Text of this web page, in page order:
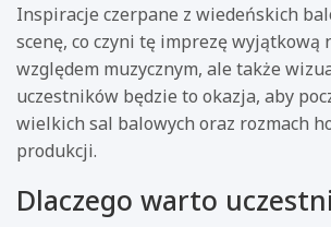
Inspiracje czerpane z wiedeńskich
scenę, co czyni tę imprezę wyjątkową
względem muzycznym, ale także
uczestników będzie to okazja, aby
wielkich sal balowych oraz rozmach
produkcji.
Dlaczego warto